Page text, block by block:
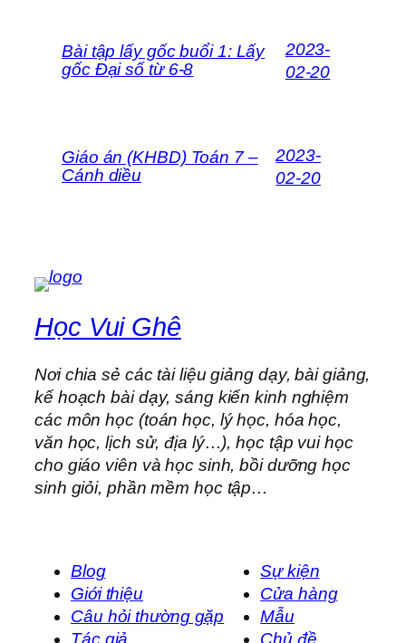
Bài tập lấy gốc buổi 1: Lấy
gốc Đại số từ 6-8
2023-
02-20
Giáo án (KHBD) Toán 7 –
Cánh diều
2023-
02-20
Học Vui Ghê
Nơi chia sẻ các tài liệu giảng dạy, bài giảng,
kế hoạch bài dạy, sáng kiến kinh nghiệm
các môn học (toán học, lý học, hóa học,
văn học, lịch sử, địa lý…), học tập vui học
cho giáo viên và học sinh, bồi dưỡng học
sinh giỏi, phần mềm học tập…
Blog
Giới thiệu
Câu hỏi thường gặp
Tác giả
Sự kiện
Cửa hàng
Mẫu
Chủ đề